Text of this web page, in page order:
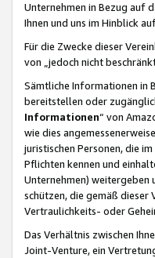
Unternehmen in Bezug auf
Ihnen und uns im Hinblick
Für die Zwecke dieser
von „jedoch nicht
Sämtliche Informationen in
bereitstellen oder
Informationen“ von
wie dies
juristischen Personen, die
Pflichten kennen und
Unternehmen) weitergeben
schützen, die gemäß dieser
Vertraulichkeits- oder
Das Verhältnis zwischen
Joint-Venture, ein